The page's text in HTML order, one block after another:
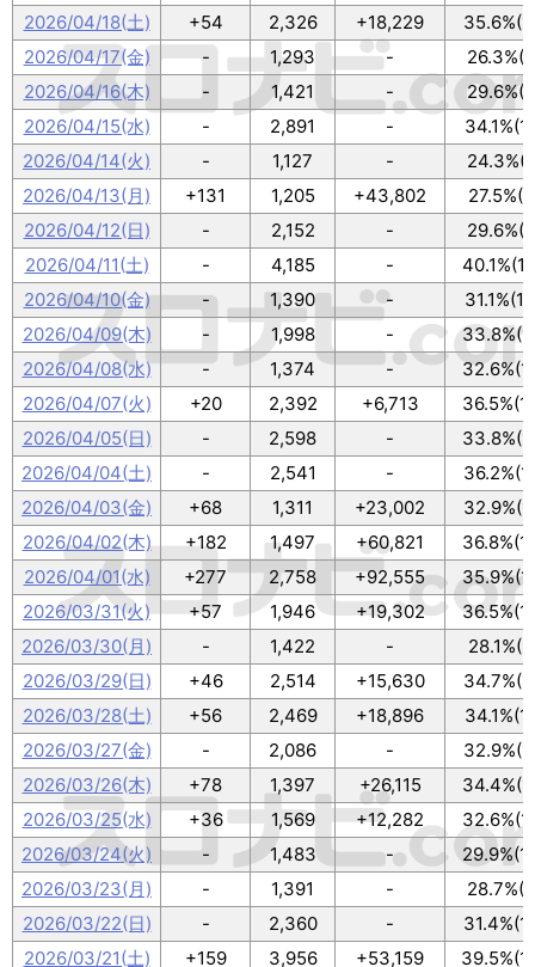
2026/04/18(土)
+54 2,326 +18,229
2026/04/17(金)
- 1,293 -
2026/04/16(木)
- 1,421 -
2026/04/15(水)
- 2,891 -
2026/04/14(火)
- 1,127 -
2026/04/13(月)
+131 1,205 +43,802
2026/04/12(日)
- 2,152 -
2026/04/11(土)
- 4,185 -
2026/04/10(金)
- 1,390 -
2026/04/09(木)
- 1,998 -
2026/04/08(水)
- 1,374 -
2026/04/07(火)
+20 2,392 +6,713
2026/04/05(日)
- 2,598 -
2026/04/04(土)
- 2,541 -
2026/04/03(金)
+68 1,311 +23,002
2026/04/02(木)
+182 1,497 +60,821
2026/04/01(水)
+277 2,758 +92,555
2026/03/31(火)
+57 1,946 +19,302
2026/03/30(月)
- 1,422 -
2026/03/29(日)
+46 2,514 +15,630
2026/03/28(土)
+56 2,469 +18,896
2026/03/27(金)
- 2,086 -
2026/03/26(木)
+78 1,397 +26,115
2026/03/25(水)
+36 1,569 +12,282
2026/03/24(火)
- 1,483 -
2026/03/23(月)
- 1,391 -
2026/03/22(日)
- 2,360 -
2026/03/21(土)
+159 3,956 +53,159